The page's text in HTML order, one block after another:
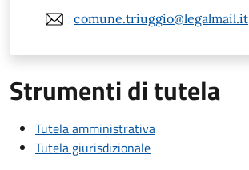
comune.triuggio@legalmail.it
Strumenti di tutela
Tutela amministrativa
Tutela giurisdizionale